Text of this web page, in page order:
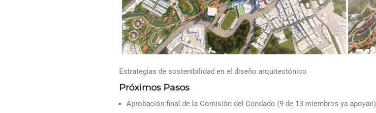
Estrategias de sostenibilidad en el diseño arquitectónico
Próximos Pasos
Aprobación final de la Comisión del Condado (9 de 13 miembros ya apoyan)